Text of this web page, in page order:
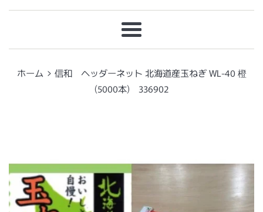
メ
ニ
ュ
ー
ホーム › 信和 ヘッダーネット 北海道産玉ねぎ WL-40 橙
(5000本) 336902